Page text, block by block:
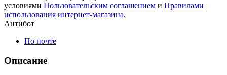
условиями Пользовательским соглашением и Правилами
использования интернет-магазина.
Антибот
По почте
Описание